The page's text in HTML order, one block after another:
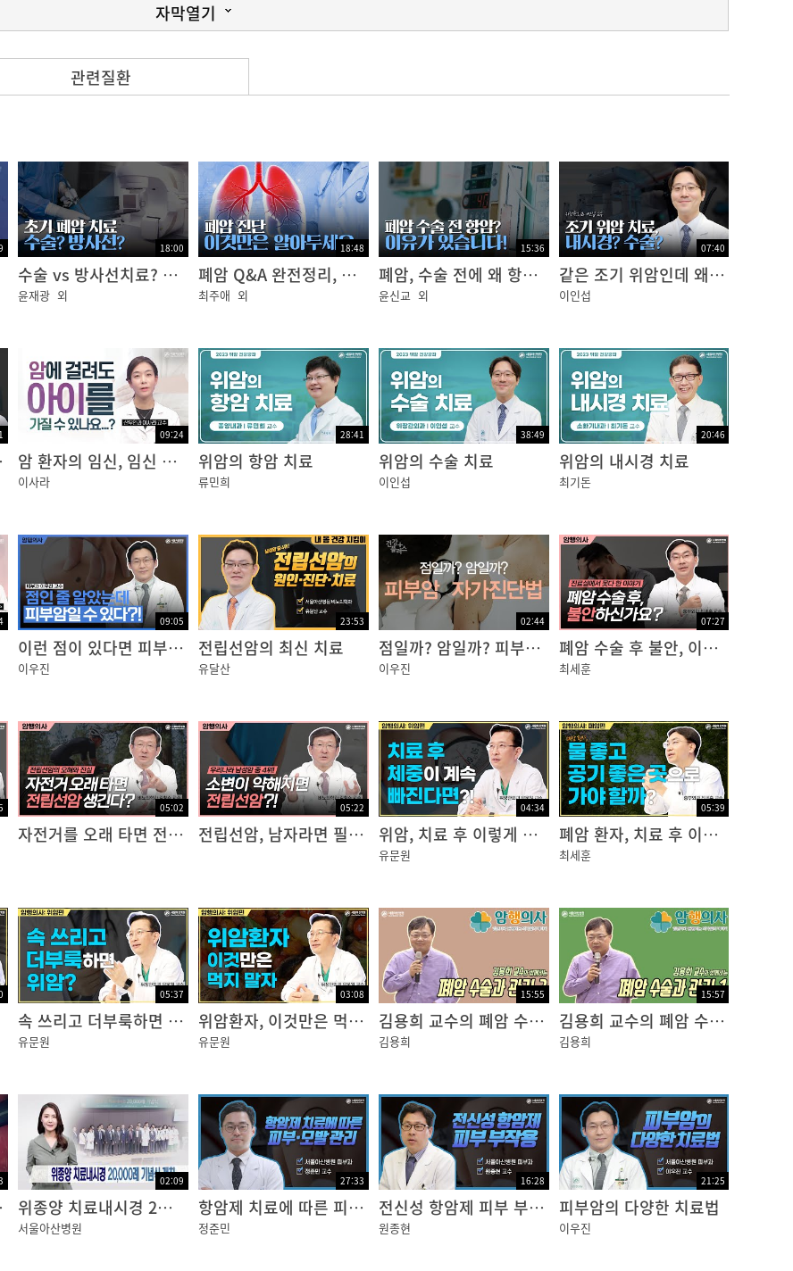
자막열기
래요??부은것?같은데요“
?이상하더니, 이렇게?붓고?붉으스름해진다~ 아까부턴?좀?가려운것도?같고“
?만지셨어요?“
고,?붉어지셨는데요.??어제밤부턴?가렵기도?하시데요.
길?수도?있거든요. 이지적님처럼?손발이?저리거나?무감각한?느낌이?있으면서,?붓거나?붉어지고,?가
?벗겨져서?통증이?심해지기도?해요.
단하거나?용량을?줄일?수?있어요. 항암제?양만?조절해도?피부는?몇?주내?정상으로?돌아오는?경우
가?생기면?집에서?어떻해야?돼요?
조건?손,?발을?호강시켜야돼요. 특히?치료전에?수족증후군이?생길?수?있다고?들으신?분은?더?신
보습크림?발라드릴게요”
발라서?건조해지는?걸?막구요.
?때는?면으로?된?장갑과?양말을?착용하는게?좋습니다.
안?담그는?것을?피해야?합니다.?미지근한?물은?괜찮구요. 손으로?하는?일은?가급적?피해야?하는
하구요,피부가?마찰되거나?압박이?가지?않도록?합니다.?발톱을?자를때는?반듯하게?자르시구요.?
관련질환
18:00
수술 vs 방사선치료? 초기 폐암 환자의 상황별 치료법 정리!｜암행의사
윤재광 외
18:48
폐암 Q&A 완전정리, 진단 전 꼭 알아야 할 모든 것!｜암행의사
최주애 외
15:36
폐암, 수술 전에 왜 항암치료를 할까?｜암행의사
윤신교 외
07:40
같은 조기 위암인데 왜 치료가 다를까? 내시경 vs 수술
이인섭
행의사
09:24
암 환자의 임신, 임신 후에 재발된 암... 어떻게 해야할까요?
이사라
28:41
위암의 항암 치료
류민희
38:49
위암의 수술 치료
이인섭
20:46
위암의 내시경 치료
최기돈
09:05
이런 점이 있다면 피부암을 의심해라?!
이우진
23:53
전립선암의 최신 치료
유달산
02:44
점일까? 암일까? 피부암 자가진단법 [건강플러스]
이우진
07:27
폐암 수술 후 불안, 이렇게 다스리자!
최세훈
05:02
자전거를 오래 타면 전립선암이 생기나요?!
05:22
전립선암, 남자라면 필수 시청!
04:34
위암, 치료 후 이렇게 관리하자
유문원
05:39
폐암 환자, 치료 후 이렇게 살아가자
최세훈
05:37
속 쓰리고 더부룩하면 위암?
유문원
03:08
위암환자, 이것만은 먹지 말자
유문원
15:55
김용희 교수의 폐암 수술과 관리 2편
김용희
15:57
김용희 교수의 폐암 수술과 관리 1편
김용희
스]
02:09
위종양 치료내시경 2만례 기념식 개최
서울아산병원
27:33
항암제 치료에 따른 피부 및 모발 관리
정준민
16:28
전신성 항암제 피부 부작용
원종현
21:25
피부암의 다양한 치료법
이우진